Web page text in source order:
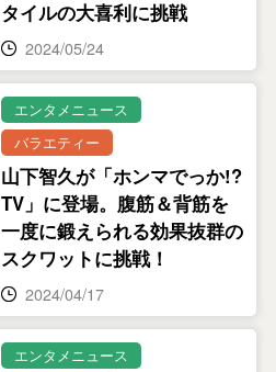
タイルの大喜利に挑戦
2024/05/24
エンタメニュース
バラエティー
山下智久が「ホンマでっか!?
TV」に登場。腹筋＆背筋を
一度に鍛えられる効果抜群の
スクワットに挑戦！
2024/04/17
エンタメニュース